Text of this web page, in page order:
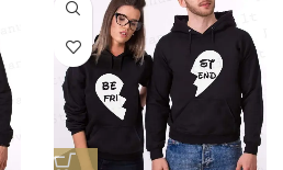
€28,00